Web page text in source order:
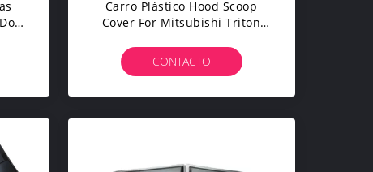
Carro Plástico Hood Scoop
Cover For Mitsubishi Triton
CONTACTO